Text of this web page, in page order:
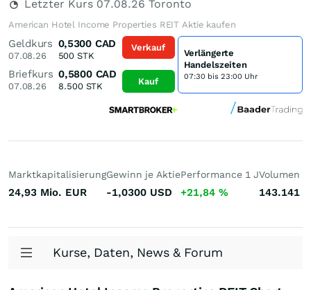
Letzter Kurs 07.08.26 Toronto
American Hotel Income Properties REIT Aktie kaufen
Geldkurs
07.08.26
0,5300 CAD
500 STK
Briefkurs
07.08.26
0,5800 CAD
8.500STK
Verkauf
Kauf
Verlängerte
Handelszeiten
07:30 bis 23:00 Uhr
Marktkapitalisierung
24,93 Mio. EUR
Gewinn je Aktie
-1,0300 USD
Performance 1 J
+21,84 %
Volumen
143.141
Kurse, Daten, News & Forum